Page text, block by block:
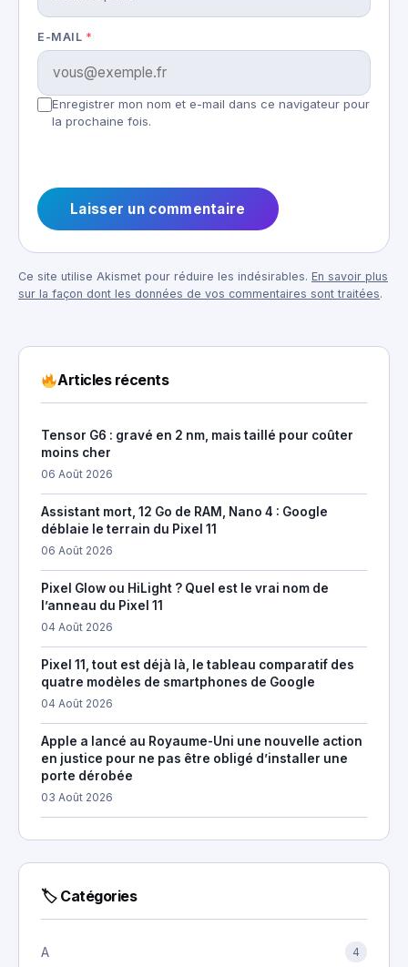
E-MAIL *
Enregistrer mon nom et e-mail dans ce navigateur pour
la prochaine fois.
Ce site utilise Akismet pour réduire les indésirables. En savoir plus
sur la façon dont les données de vos commentaires sont traitées.
Articles récents
Tensor G6 : gravé en 2 nm, mais taillé pour coûter
moins cher
06 Août 2026
Assistant mort, 12 Go de RAM, Nano 4 : Google
déblaie le terrain du Pixel 11
06 Août 2026
Pixel Glow ou HiLight ? Quel est le vrai nom de
l’anneau du Pixel 11
04 Août 2026
Pixel 11, tout est déjà là, le tableau comparatif des
quatre modèles de smartphones de Google
04 Août 2026
Apple a lancé au Royaume-Uni une nouvelle action
en justice pour ne pas être obligé d’installer une
porte dérobée
03 Août 2026
🏷 Catégories
A 4